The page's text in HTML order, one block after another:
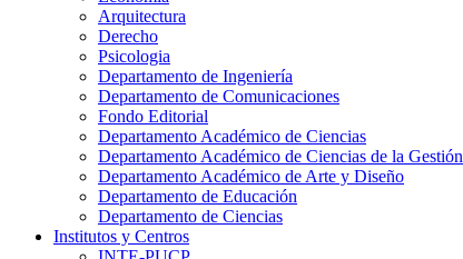
Arquitectura
Derecho
Psicologia
Departamento de Ingeniería
Departamento de Comunicaciones
Fondo Editorial
Departamento Académico de Ciencias
Departamento Académico de Ciencias de la Gestión
Departamento Académico de Arte y Diseño
Departamento de Educación
Departamento de Ciencias
Institutos y Centros